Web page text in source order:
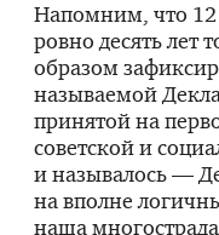
Напомним, что 12
ровно десять лет
образом
называемой
принятой на
советской и
и называлось —
на вполне
наша